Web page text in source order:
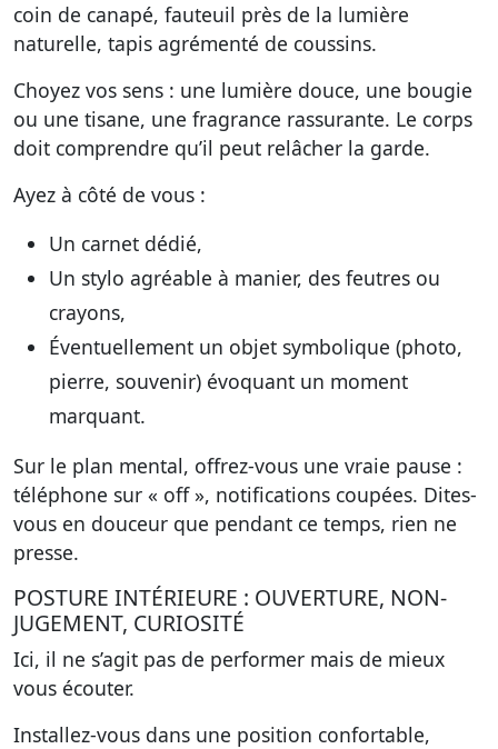
coin de canapé, fauteuil près de la lumière
naturelle, tapis agrémenté de coussins.
Choyez vos sens : une lumière douce, une bougie
ou une tisane, une fragrance rassurante. Le corps
doit comprendre qu’il peut relâcher la garde.
Ayez à côté de vous :
Un carnet dédié,
Un stylo agréable à manier, des feutres ou
crayons,
Éventuellement un objet symbolique (photo,
pierre, souvenir) évoquant un moment
marquant.
Sur le plan mental, offrez-vous une vraie pause :
téléphone sur « off », notifications coupées. Dites-
vous en douceur que pendant ce temps, rien ne
presse.
POSTURE INTÉRIEURE : OUVERTURE, NON-
JUGEMENT, CURIOSITÉ
Ici, il ne s’agit pas de performer mais de mieux
vous écouter.
Installez-vous dans une position confortable,